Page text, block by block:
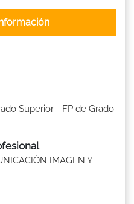
Superior - FP de Grado
IMAGEN Y